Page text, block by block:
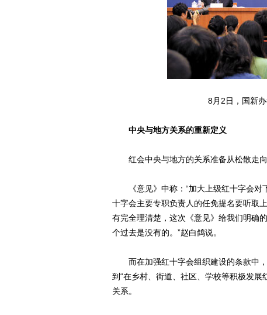
8月2日，国新
中央与地方关系的重新定义
红会中央与地方的关系准备从松散走向
《意见》中称：“加大上级红十字会对
十字会主要专职负责人的任免提名要听取
有完全理清楚，这次《意见》给我们明确
个过去是没有的。”赵白鸽说。
而在加强红十字会组织建设的条款中，
到“在乡村、街道、社区、学校等积极发
关系。